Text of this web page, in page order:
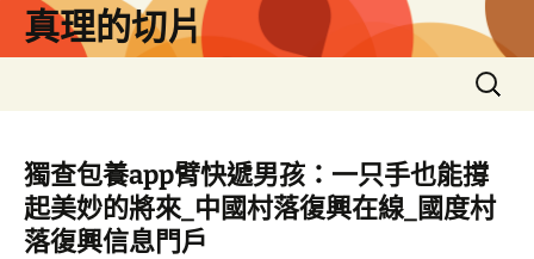
真理的切片
搜
尋
鍵
字:
獨查包養app臂快遞男孩：一只手也能撐
起美妙的將來_中國村落復興在線_國度村
落復興信息門戶